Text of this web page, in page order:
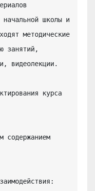
начальной школы и
методические
занятий,
видеолекции.
курса
содержанием